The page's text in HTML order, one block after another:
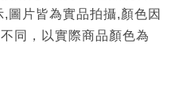
片皆為實品拍攝,顏色因
同，以實際商品顏色為